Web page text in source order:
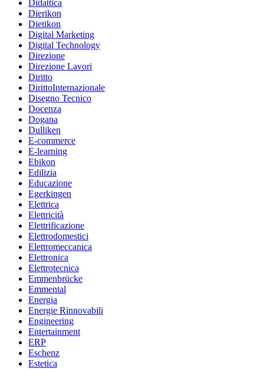
Didattica
Dierikon
Dietikon
Digital Marketing
Digital Technology
Direzione
Direzione Lavori
Diritto
DirittoInternazionale
Disegno Tecnico
Docenza
Dogana
Dulliken
E-commerce
E-learning
Ebikon
Edilizia
Educazione
Egerkingen
Elettrica
Elettricità
Elettrificazione
Elettrodomestici
Elettromeccanica
Elettronica
Elettrotecnica
Emmenbrücke
Emmental
Energia
Energie Rinnovabili
Engineering
Entertainment
ERP
Eschenz
Estetica